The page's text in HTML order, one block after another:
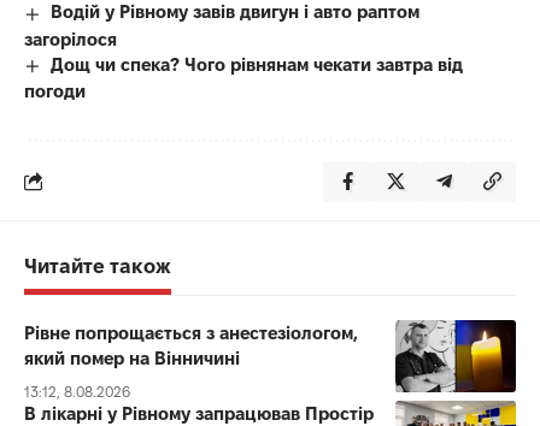
Водій у Рівному завів двигун і авто раптом
загорілося
Дощ чи спека? Чого рівнянам чекати завтра від
погоди
Читайте також
Рівне попрощається з анестезіологом,
який помер на Вінничині
13:12, 8.08.2026
В лікарні у Рівному запрацював Простір